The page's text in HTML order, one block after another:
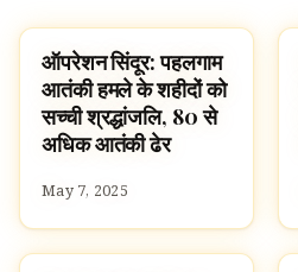
UNCATEGORIZED
ऑपरेशन सिंदूर: पहलगाम
आतंकी हमले के शहीदों को
सच्ची श्रद्धांजलि, 80 से
अधिक आतंकी ढेर
May 7, 2025